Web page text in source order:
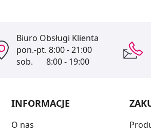
Biuro Obsługi Klienta
pon.-pt. 8:00 - 21:00
sob.
8:00 - 19:00
INFORMACJE
O nas